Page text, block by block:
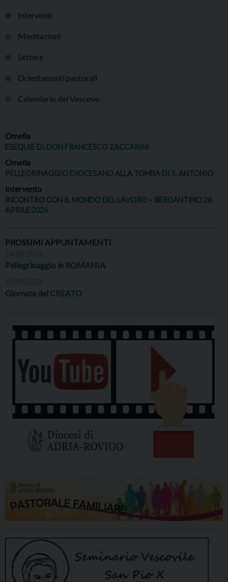
Interventi
Meditazioni
Lettere
Orientamenti pastorali
Calendario del Vescovo
Omelia
ESEQUIE DI DON FRANCESCO ZACCARINI
Omelia
PELLEGRINAGGIO DIOCESANO ALLA TOMBA DI S. ANTONIO
Intervento
INCONTRO CON IL MONDO DEL LAVORO – BERGANTINO 28
APRILE 2026
PROSSIMI APPUNTAMENTI
Pellegrinaggio in ROMANIA
Giornata del CREATO